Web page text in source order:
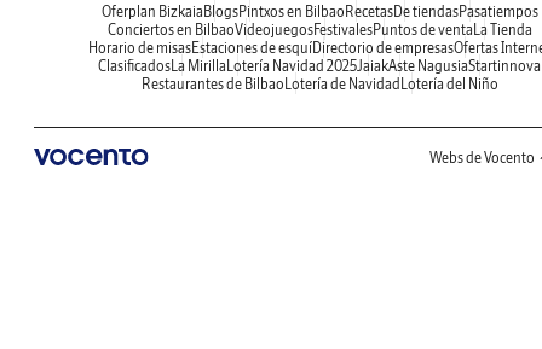
Oferplan BizkaiaBlogsPintxos en BilbaoRecetasDe tiendasPasatiempos
Conciertos en BilbaoVideojuegosFestivalesPuntos de ventaLa Tienda
Horario de misasEstaciones de esquíDirectorio de empresasOfertas
ClasificadosLa MirillaLotería Navidad 2025JaiakAste NagusiaStartinnova
Restaurantes de BilbaoLotería de NavidadLotería del Niño
Webs de Vocento